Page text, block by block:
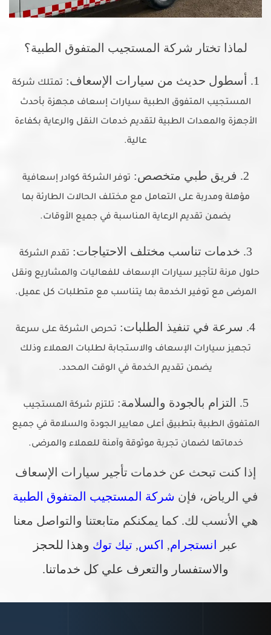
لماذا تختار شركة المستجيب المتفوق الطبية؟
1. أسطول حديث من سيارات الإسعاف:
تمتلك شركة
المستجيب المتفوق الطبية سيارات إسعاف مجهزة بأحدث
الأجهزة والمعدات الطبية لتقديم خدمات النقل والرعاية بكفاءة
عالية.
2. فريق طبي متخصص:
توفر الشركة كوادر إسعافية
مؤهلة ومدربة على التعامل مع مختلف الحالات الطارئة بما
يضمن تقديم الرعاية المناسبة في جميع الأوقات.
3. خدمات تناسب مختلف الاحتياجات:
تقدم الشركة
حلول مرنة لتأجير سيارات الإسعاف للفعاليات والمشاريع ونقل
المرضى مع توفير الخدمة بما يتناسب مع متطلبات كل عميل.
4. سرعة في تنفيذ الطلبات:
تحرص الشركة على سرعة
تجهيز سيارات الإسعاف والاستجابة لطلبات العملاء وذلك
يضمن تقديم الخدمة في الوقت المحدد.
5. التزام بالجودة والسلامة:
تلتزم شركة المستجيب
المتفوق الطبية بتطبيق أعلى معايير الجودة والسلامة في جميع
خدماتها لضمان تجربة موثوقة وآمنة للعملاء والمرضى.
إذا كنت تبحث عن خدمات تأجير سيارات الإسعاف
في الرياض، فإن شركة المستجيب المتفوق الطبية
هي الأنسب لك. كما يمكنكم متابعتنا والتواصل معنا
عبر انستجرام, اكس, تيك توك وهذا للحجز
والاستفسار والتعرف علي كل خدماتنا.